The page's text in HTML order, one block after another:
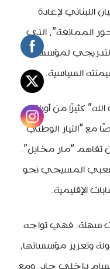
اللبناني لإعادة
الممانعة”، الذي
لمؤسسات
السياسية.
كثيرًا من أوراقه
مع “التيار الوطني
تفاهم “مار مخايل”.
المسيحي نحو
الإقليمية.
سهلة. فهي تواجه
وتعزيز مؤسساتها،
داخلي حاد. ومع